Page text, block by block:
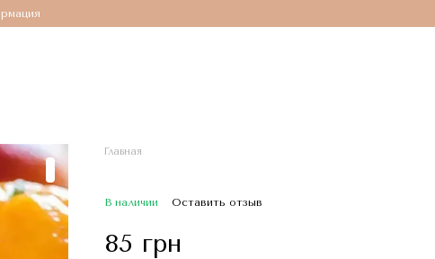
Главная
В наличии Оставить отзыв
85 грн